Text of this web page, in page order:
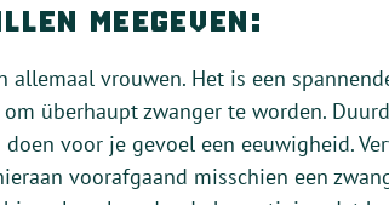
meegeven:
allemaal vrouwen. Het is een
überhaupt zwanger te worden.
voor je gevoel een eeuwigheid.
voorafgaand misschien een